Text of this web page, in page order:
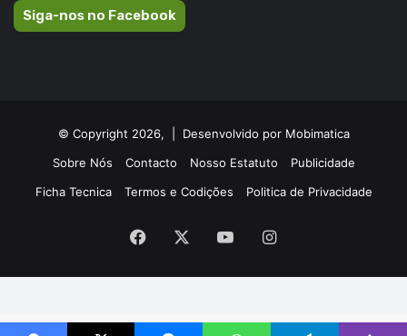
Siga-nos no Facebook
© Copyright 2026, | Desenvolvido por Mobimatica
Sobre Nós
Contacto Nosso Estatuto
Publicidade
Ficha Tecnica
Termos e Codições Politica de Privacidade
Facebook YouTubeInstagram